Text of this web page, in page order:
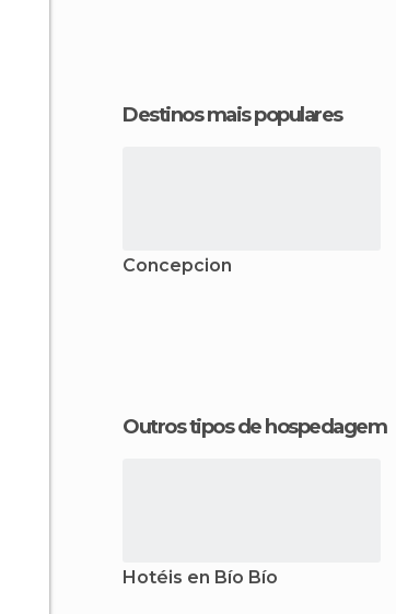
Destinos mais populares
Concepcion
Outros tipos de hospedagem
Hotéis en Bío Bío